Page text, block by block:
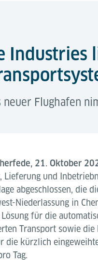
Industries
neuer Flughafen
21. Oktober
Lieferung und
abgeschlossen, die
Niederlassung in
für die
Transport sowie die
die kürzlich
Tag.